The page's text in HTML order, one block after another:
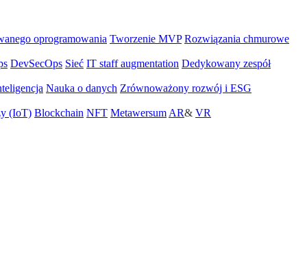
oprogramowania Tworzenie MVP Rozwiązania chmurowe
DevSecOps Sieć IT staff augmentation Dedykowany zespół
Nauka o danych Zrównoważony rozwój i ESG
(IoT) Blockchain NFT Metawersum AR& VR